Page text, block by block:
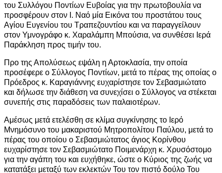
του Συλλόγου Ποντίων Ευβοίας για την πρωτοβουλία να
προσφέρουν στον Ι. Ναό μία Εικόνα του προστάτου τους
Αγίου Ευγενίου του Τραπεζουντίου και να παραγγείλουν
στον Υμνογράφο κ. Χαραλάμπη Μπούσια, να συνθέσει Ιερά
Παράκληση προς τιμήν του.
Προ της Απολύσεως εψάλη η Αρτοκλασία, την οποία
προσέφερε ο Σύλλογος Ποντίων, μετά το πέρας της οποίας ο
Πρόεδρος κ. Καραγιάννης ευχαρίστησε τον Σεβασμιώτατο
και δήλωσε την διάθεση να συνεχίσει ο Σύλλογος να στέκεται
συνεπής στις παραδόσεις των παλαιοτέρων.
Αμέσως μετά ετελέσθη σε κλίμα συγκίνησης το Ιερό
Μνημόσυνο του μακαριστού Μητροπολίτου Παύλου, μετά το
πέρας του οποίου ο Σεβασμιώτατος άγιος Κορίνθου
ευχαρίστησε τον Σεβασμιώτατο Ποιμενάρχη κ. Χρυσόστομο
για την αγάπη του και ευχήθηκε, ώστε ο Κύριος της ζωής να
κατατάξει μεταξύ των εκλεκτών Του τον πιστό δούλο Του